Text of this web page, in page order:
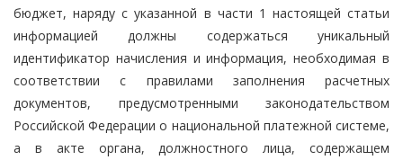
бюджет, наряду с указанной в части 1 настоящей статьи
информацией должны содержаться уникальный
идентификатор начисления и информация, необходимая в
соответствии с правилами заполнения расчетных
документов, предусмотренными законодательством
Российской Федерации о национальной платежной системе,
а в акте органа, должностного лица, содержащем